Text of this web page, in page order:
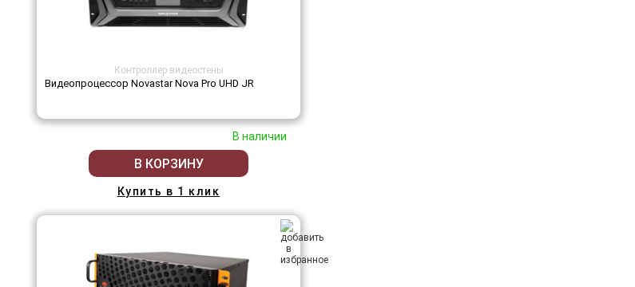
Контроллер видеостены
Видеопроцессор Novastar Nova Pro UHD JR
В наличии
В КОРЗИНУ
Купить в 1 клик